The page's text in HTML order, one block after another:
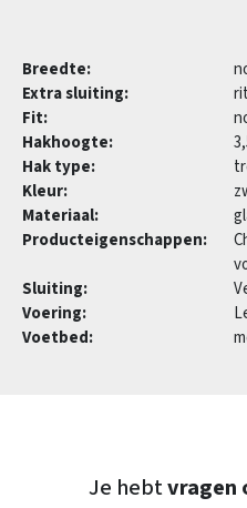
Breedte:
Extra sluiting:
Fit:
Hakhoogte:
Hak type:
Kleur:
Materiaal:
Producteigenschappen:
Sluiting:
Voering:
Voetbed:
Je hebtvragen